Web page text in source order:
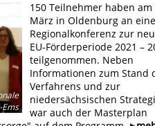
150 Teilnehmer haben am
März in Oldenburg an
Regionalkonferenz zur
EU-Förderperiode 2021 –
teilgenommen. Neben
Informationen zum Stand
Verfahrens und zur
niedersächsischen
war auch der Masterplan